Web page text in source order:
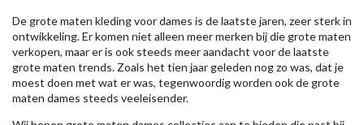
De grote maten kleding voor dames is de laatste jaren, zeer sterk in
ontwikkeling. Er komen niet alleen meer merken bij die grote maten
verkopen, maar er is ook steeds meer aandacht voor de laatste
grote maten trends. Zoals het tien jaar geleden nog zo was, dat je
moest doen met wat er was, tegenwoordig worden ook de grote
maten dames steeds veeleisender.